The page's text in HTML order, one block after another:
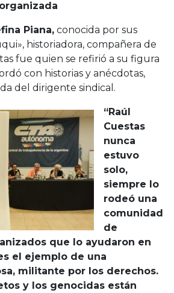
Piana, conocida por sus
historiadora, compañera de
fue quien se refirió a su figura
con historias y anécdotas,
del dirigente sindical.
“Raúl
Cuestas
nunca
estuvo
solo,
siempre lo
rodeó una
comunidad
de
que lo ayudaron en
el ejemplo de una
militante por los derechos.
y los genocidas están